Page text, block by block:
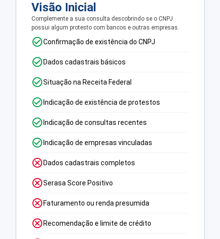
Visão Inicial
Complemente a sua consulta descobrindo se o CNPJ
possui algum protesto com bancos e outras empresas.
Confirmação de existência do CNPJ
Dados cadastrais básicos
Situação na Receita Federal
Indicação de existência de protestos
Indicação de consultas recentes
Indicação de empresas vinculadas
Dados cadastrais completos
Serasa Score Positivo
Faturamento ou renda presumida
Recomendação e limite de crédito